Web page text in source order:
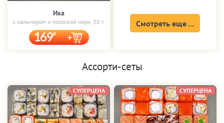
Ика
с кальмаром и полоской нори, 30 г.
169
Смотреть еще ...
Ассорти-сеты
СУПЕРЦЕНА СУПЕРЦЕНА